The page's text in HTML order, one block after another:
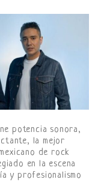
potencia sonora,
la mejor
de rock
en la escena
y profesionalismo